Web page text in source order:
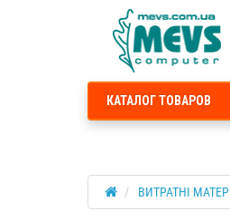
КАТАЛОГ ТОВАРОВ
ВИТРАТНІ